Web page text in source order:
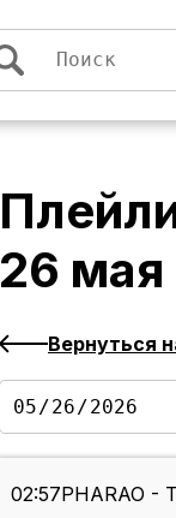
26
Вернуться
02:57PHARAO -